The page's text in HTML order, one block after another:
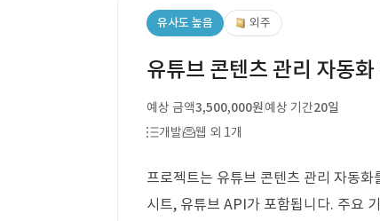
유사도 높음 외주
유튜브 콘텐츠 관리 자동
예상 금액3,500,000원예상 기간20일
개발
웹 외 1개
프로젝트는 유튜브 콘텐츠 관리 자동
시트, 유튜브 API가 포함됩니다. 주요